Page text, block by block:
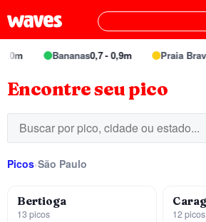
Bananas0,7 - 0,9m Praia
Encontre seu pico
Picos›São Paulo
Bertioga
13 picos 12 picos